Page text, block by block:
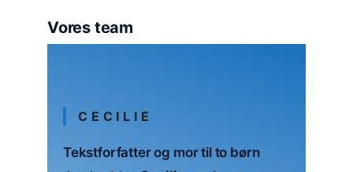
Vores team
CECILIE
Tekstforfatter og mor til to børn